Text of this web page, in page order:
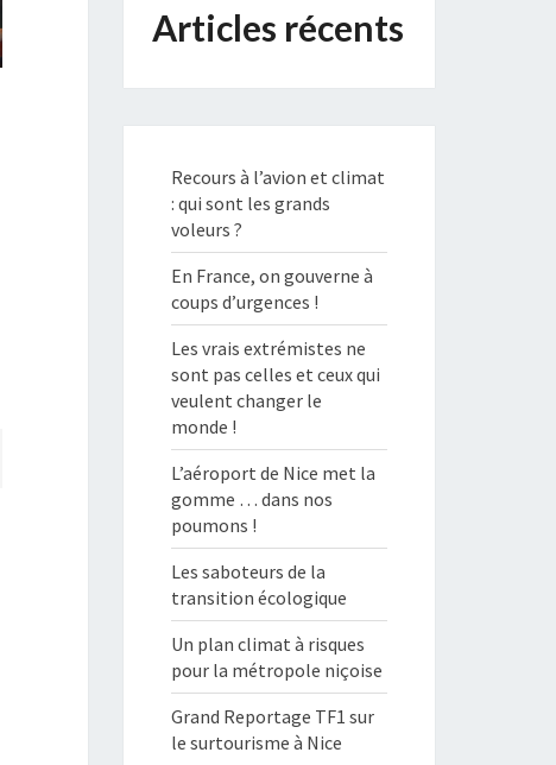
Articles récents
Recours à l’avion et climat
: qui sont les grands
voleurs ?
En France, on gouverne à
coups d’urgences !
Les vrais extrémistes ne
sont pas celles et ceux qui
veulent changer le
monde !
L’aéroport de Nice met la
gomme … dans nos
poumons !
Les saboteurs de la
transition écologique
Un plan climat à risques
pour la métropole niçoise
Grand Reportage TF1 sur
le surtourisme à Nice